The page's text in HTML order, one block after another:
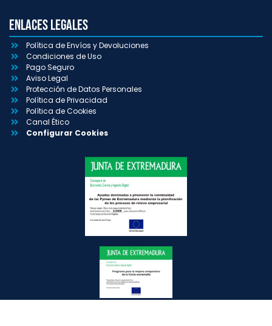
Enlaces Legales
Política de Envíos y Devoluciones
Condiciones de Uso
Pago Seguro
Aviso Legal
Protección de Datos Personales
Política de Privacidad
Política de Cookies
Canal Ético
Configurar Cookies